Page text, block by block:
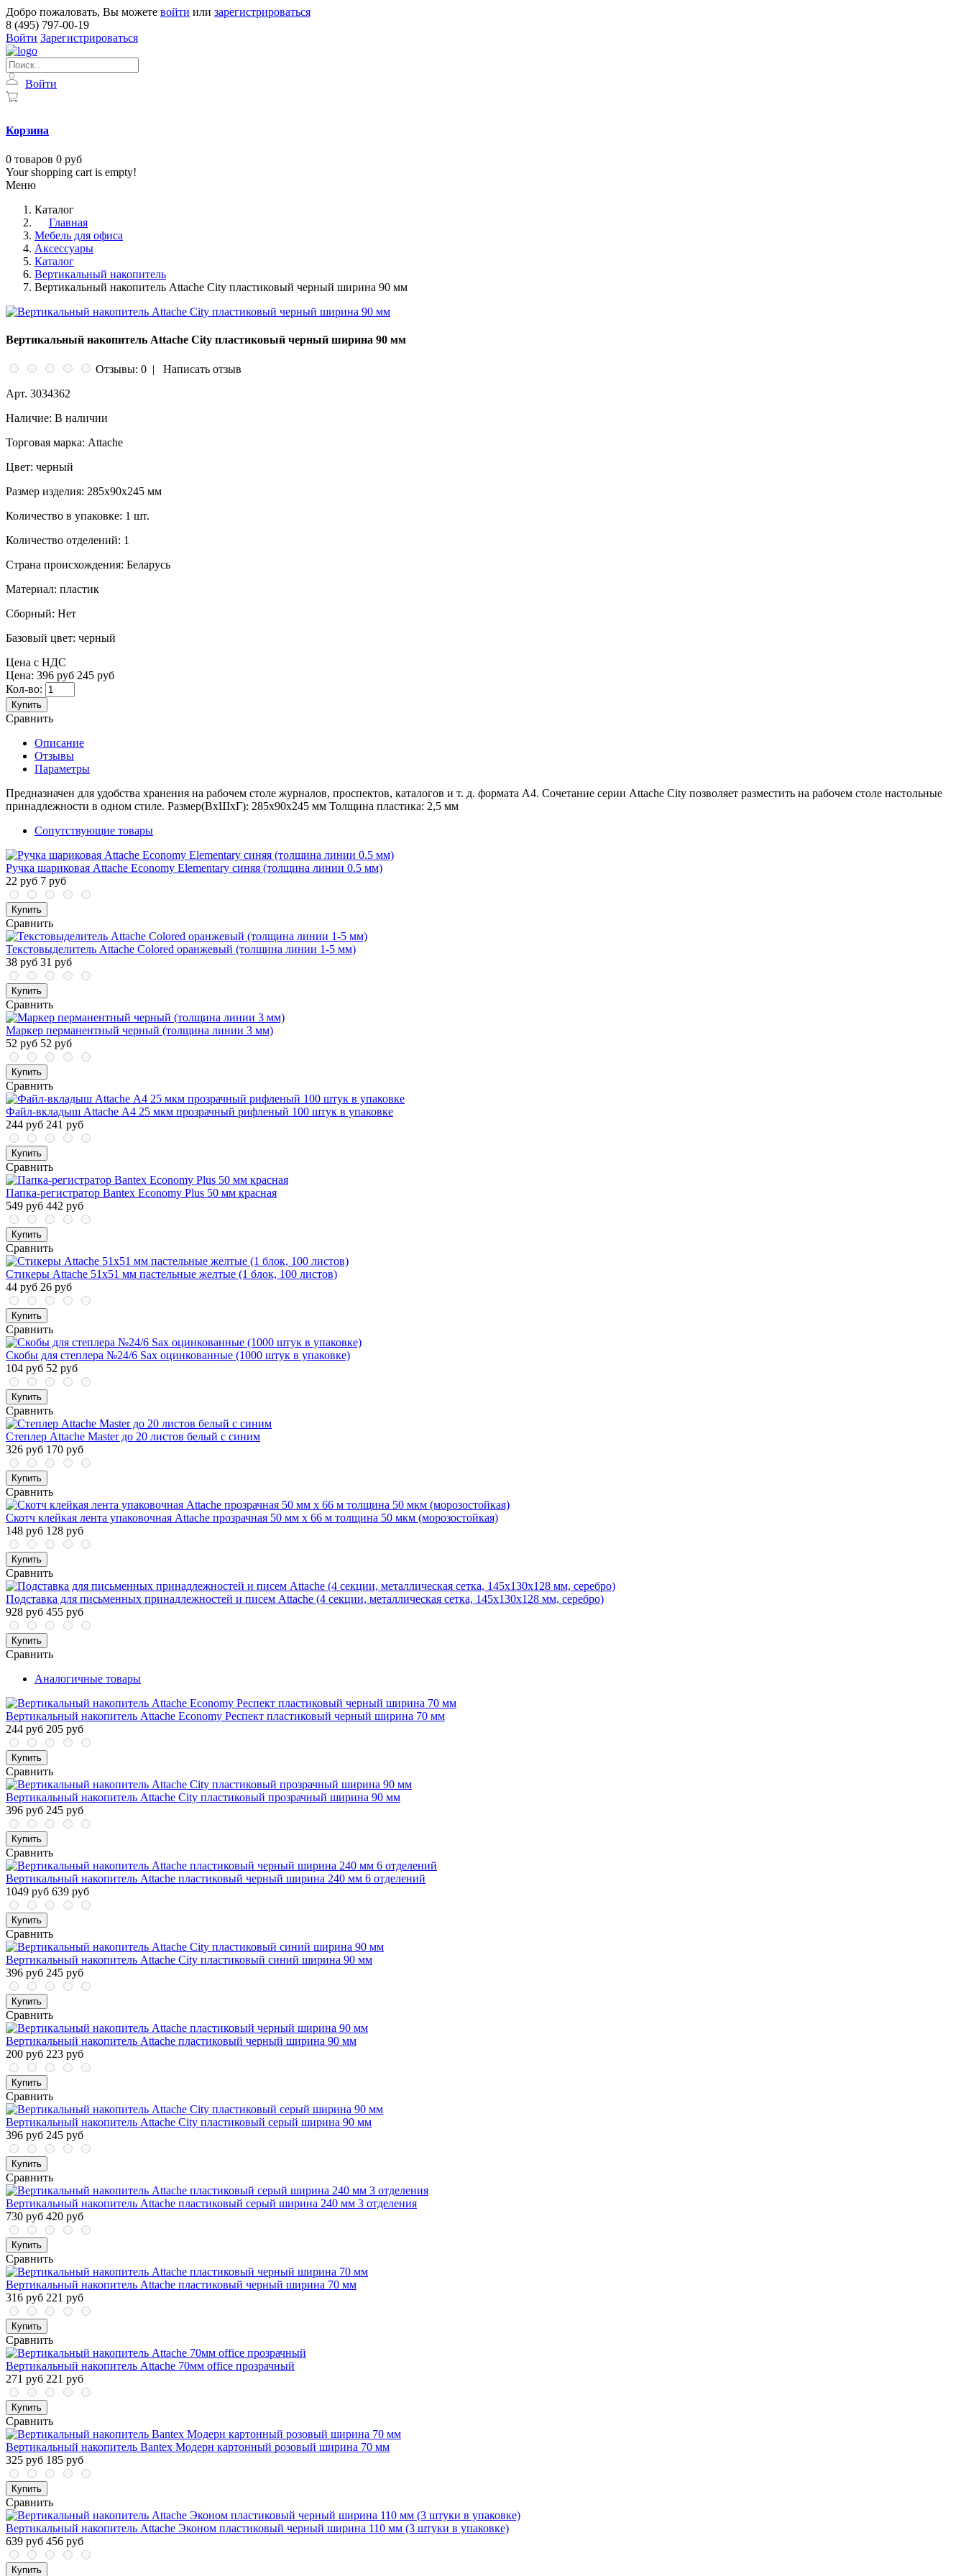
Добро пожаловать, Вы можете войти или зарегистрироваться
8 (495) 797-00-19
Войти Зарегистрироваться
Войти
Корзина
0 товаров 0 руб
Your shopping cart is empty!
Меню
Каталог
Главная
Мебель для офиса
Аксессуары
Каталог
Вертикальный накопитель
Вертикальный накопитель Attache City пластиковый черный ширина 90 мм
Вертикальный накопитель Attache City пластиковый черный ширина 90 мм
Отзывы: 0 |
Написать отзыв
Арт. 3034362
Наличие: В наличии
Торговая марка: Attache
Цвет: черный
Размер изделия: 285x90x245 мм
Количество в упаковке: 1 шт.
Количество отделений: 1
Страна происхождения: Беларусь
Материал: пластик
Сборный: Нет
Базовый цвет: черный
Цена с НДС
Цена: 396 руб 245 руб
Кол-во:
Купить
Сравнить
Описание
Отзывы
Параметры
Предназначен для удобства хранения на рабочем столе журналов, проспектов, каталогов и т. д. формата А4. Сочетание серии Attache City позволяет разместить на рабочем столе настольные
принадлежности в одном стиле. Размер(ВхШхГ): 285х90х245 мм Толщина пластика: 2,5 мм
Сопутствующие товары
Ручка шариковая Attache Economy Elementary синяя (толщина линии 0.5 мм)
22 руб 7 руб
Купить
Сравнить
Текстовыделитель Attache Colored оранжевый (толщина линии 1-5 мм)
38 руб 31 руб
Купить
Сравнить
Маркер перманентный черный (толщина линии 3 мм)
52 руб 52 руб
Купить
Сравнить
Файл-вкладыш Attache А4 25 мкм прозрачный рифленый 100 штук в упаковке
244 руб 241 руб
Купить
Сравнить
Папка-регистратор Bantex Economy Plus 50 мм красная
549 руб 442 руб
Купить
Сравнить
Стикеры Attache 51х51 мм пастельные желтые (1 блок, 100 листов)
44 руб 26 руб
Купить
Сравнить
Скобы для степлера №24/6 Sax оцинкованные (1000 штук в упаковке)
104 руб 52 руб
Купить
Сравнить
Степлер Attache Master до 20 листов белый с синим
326 руб 170 руб
Купить
Сравнить
Скотч клейкая лента упаковочная Attache прозрачная 50 мм x 66 м толщина 50 мкм (морозостойкая)
148 руб 128 руб
Купить
Сравнить
Подставка для письменных принадлежностей и писем Attache (4 секции, металлическая сетка, 145х130х128 мм, серебро)
928 руб 455 руб
Купить
Сравнить
Аналогичные товары
Вертикальный накопитель Attache Economy Респект пластиковый черный ширина 70 мм
244 руб 205 руб
Купить
Сравнить
Вертикальный накопитель Attache City пластиковый прозрачный ширина 90 мм
396 руб 245 руб
Купить
Сравнить
Вертикальный накопитель Attache пластиковый черный ширина 240 мм 6 отделений
1049 руб 639 руб
Купить
Сравнить
Вертикальный накопитель Attache City пластиковый синий ширина 90 мм
396 руб 245 руб
Купить
Сравнить
Вертикальный накопитель Attache пластиковый черный ширина 90 мм
200 руб 223 руб
Купить
Сравнить
Вертикальный накопитель Attache City пластиковый серый ширина 90 мм
396 руб 245 руб
Купить
Сравнить
Вертикальный накопитель Attache пластиковый серый ширина 240 мм 3 отделения
730 руб 420 руб
Купить
Сравнить
Вертикальный накопитель Attache пластиковый черный ширина 70 мм
316 руб 221 руб
Купить
Сравнить
Вертикальный накопитель Attache 70мм office прозрачный
271 руб 221 руб
Купить
Сравнить
Вертикальный накопитель Bantex Модерн картонный розовый ширина 70 мм
325 руб 185 руб
Купить
Сравнить
Вертикальный накопитель Attache Эконом пластиковый черный ширина 110 мм (3 штуки в упаковке)
639 руб 456 руб
Купить